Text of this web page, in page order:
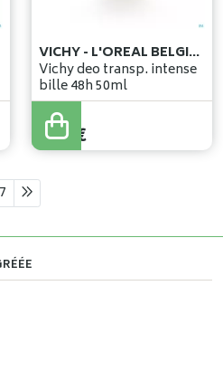
VICHY - L'OREAL BELGILUX
Vichy deo transp. intense
bille 48h 50ml
9,97 €
7